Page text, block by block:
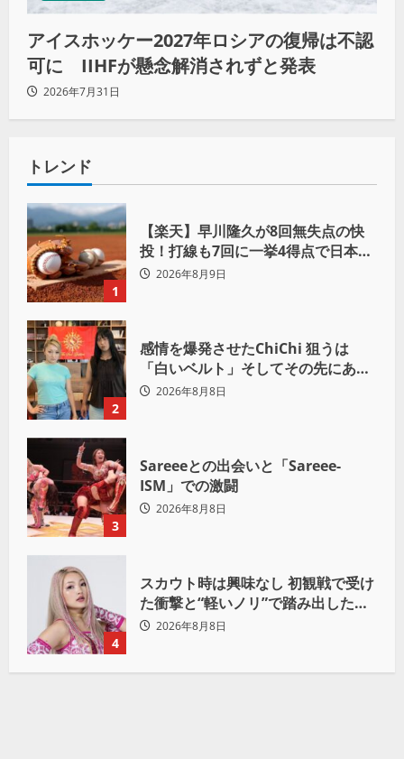
アイスホッケー2027年ロシアの復帰は不認
可に IIHFが懸念解消されずと発表
2026年7月31日
トレンド
1
【楽天】早川隆久が8回無失点の快
投！打線も7回に一挙4得点で日本ハ
ムを完封
2026年8月9日
2
感情を爆発させたChiChi 狙うは
「白いベルト」そしてその先にある
世界へ
2026年8月8日
3
Sareeeとの出会いと「Sareee-
ISM」での激闘
2026年8月8日
4
スカウト時は興味なし 初観戦で受け
た衝撃と“軽いノリ”で踏み出したプ
ロレスへの道
2026年8月8日